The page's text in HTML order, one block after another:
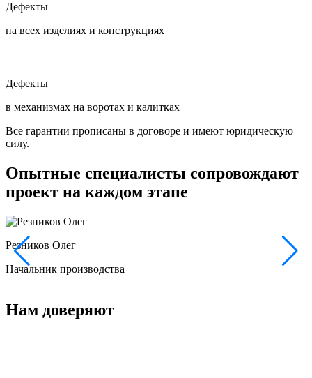
Дефекты
на всех изделиях и конструкциях
Дефекты
в механизмах на воротах и калитках
Все гарантии прописаны в договоре и имеют юридическую
силу.
Опытные специалисты сопровождают
проект на каждом этапе
Резников Олег
Начальник производства
Нам доверяют